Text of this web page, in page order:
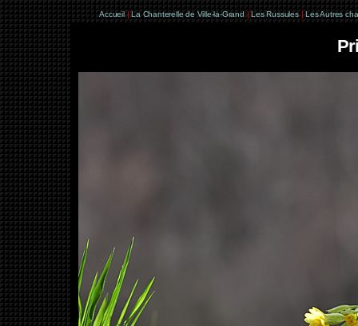
Accueil | La Chanterelle de Ville-la-Grand | Les Russules | Les Autres